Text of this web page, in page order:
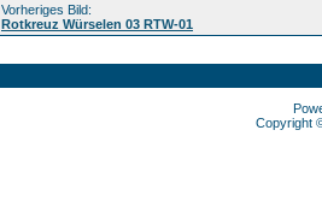
Vorheriges Bild:
Rotkreuz Würselen 03 RTW-01
Copyright